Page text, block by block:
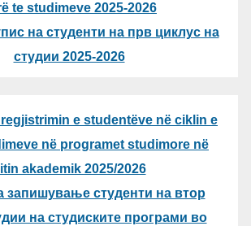
te studimeve 2025-2026
на студенти на прв циклус на
студии 2025-2026
e studentëve në ciklin e
në programet studimore në
akademik 2025/2026
запишување студенти на втор
на студиските програми во